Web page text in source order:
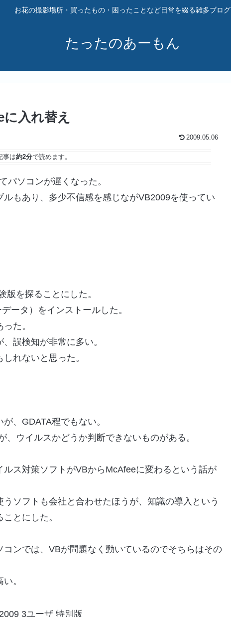
お花の撮影場所・買ったもの・困ったことなど日常を綴る雑多ブログ
たったのあーもん
入れ替え
2009.05.06
事は約2分で読めます。
パソコンが遅くなった。
もあり、多少不信感を感じながVB2009を使ってい
版を探ることにした。
ータ）をインストールした。
た。
誤検知が非常に多い。
れないと思った。
、GDATA程でもない。
ウイルスかどうか判断できないものがある。
ス対策ソフトがVBからMcAfeeに変わるという話が
ソフトも会社と合わせたほうが、知識の導入という
とにした。
ンでは、VBが問題なく動いているのでそちらはその
。